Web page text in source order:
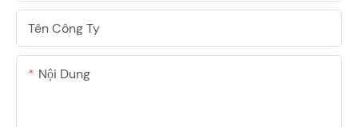
Tên Công Ty
Nội Dung